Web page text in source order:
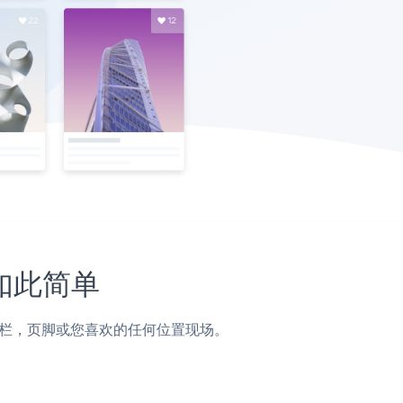
简单
页脚或您喜欢的任何位置现场。